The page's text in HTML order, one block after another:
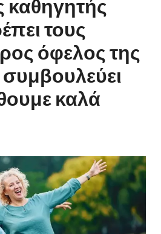
τους
όφελος της
συμβουλεύει
καλά